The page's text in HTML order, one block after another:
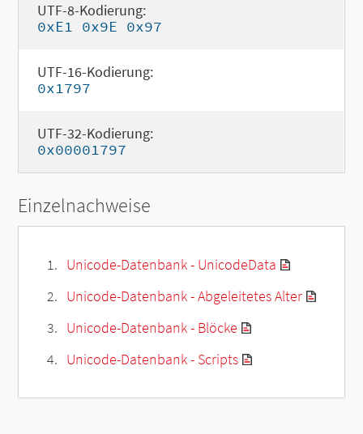
UTF-8-Kodierung:
0xE1 0x9E 0x97
UTF-16-Kodierung:
0x1797
UTF-32-Kodierung:
0x00001797
Einzelnachweise
Unicode-Datenbank - UnicodeData
Unicode-Datenbank - Abgeleitetes Alter
Unicode-Datenbank - Blöcke
Unicode-Datenbank - Scripts